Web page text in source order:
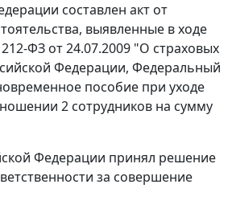
составлен акт от
выявленные в ходе
ФЗ от 24.07.2009 "О страховых
Федерации, Федеральный
пособие при уходе
2 сотрудников на сумму
Федерации принял решение
за совершение